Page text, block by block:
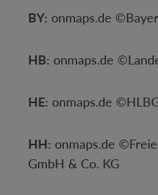
BY: onmaps.de
HB: onmaps.de
HE: onmaps.de
HH: onmaps.de
GmbH & Co. KG